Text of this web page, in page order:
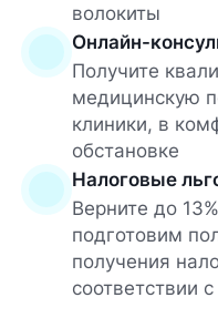
волокиты
Онлайн-
Получите
медицинскую
клиники, в
обстановке
Налоговые
Верните до
подготовим
получения
соответствии